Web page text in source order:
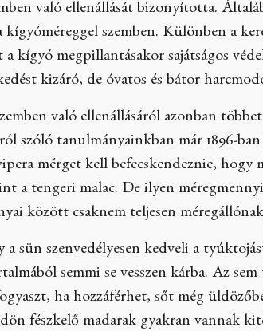
való ellenállását bizonyította.
szemben. Különben a
a kígyó megpillantásakor sajátságos
kizáró, de óvatos és bátor
való ellenállásáról azonban
szóló tanulmányainkban már 1896-
mérget kell befecskendeznie, hogy
a tengeri malac. De ilyen
között csaknem teljesen
sün szenvedélyesen kedveli a
semmi se vesszen kárba. Az
ha hozzáférhet, sőt még
fészkelő madarak gyakran vannak